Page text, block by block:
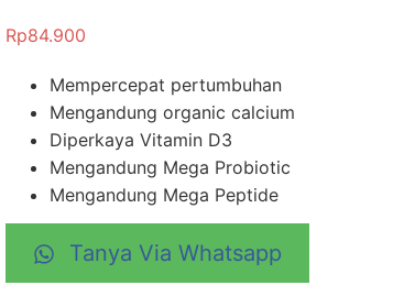
Rp84.900
Mempercepat pertumbuhan
Mengandung organic calcium
Diperkaya Vitamin D3
Mengandung Mega Probiotic
Mengandung Mega Peptide
Tanya Via Whatsapp